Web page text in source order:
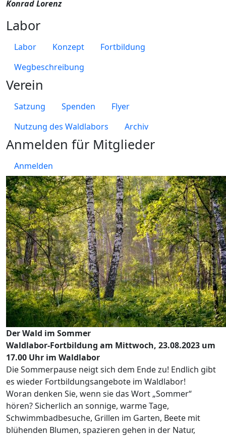
Der Wald im Sommer
Waldlabor-Fortbildung am Mittwoch, 23.08.2023 um
17.00 Uhr im Waldlabor
Die Sommerpause neigt sich dem Ende zu! Endlich gibt
es wieder Fortbildungsangebote im Waldlabor!
Woran denken Sie, wenn sie das Wort „Sommer“
hören? Sicherlich an sonnige, warme Tage,
Schwimmbadbesuche, Grillen im Garten, Beete mit
blühenden Blumen, spazieren gehen in der Natur,
Konrad Lorenz
Labor
Labor Konzept
Fortbildung
Wegbeschreibung
Verein
Satzung Spenden
Flyer
Nutzung des Waldlabors
Archiv
Anmelden für Mitglieder
Anmelden